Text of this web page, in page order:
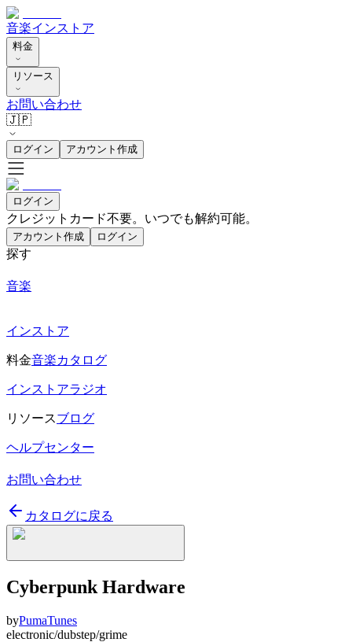
音楽インストア
料金
リソース
お問い合わせ
🇯🇵
ログイン アカウント作成
ログイン
クレジットカード不要。いつでも解約可能。
アカウント作成 ログイン
探す
音楽
インストア
料金音楽カタログ
インストアラジオ
リソースブログ
ヘルプセンター
お問い合わせ
カタログに戻る
Cyberpunk Hardware
byPumaTunes
electronic/dubstep/grime